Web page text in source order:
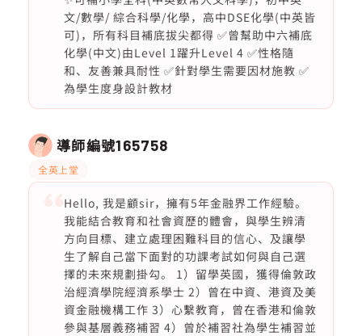
文/數學/ 綜合科學/化學，高中DSE化學(中英皆
可)，所有科目補底拔尖都得 ✅曾幫助中六補底
化學(中文)由Level 1躍升Level 4 ✅性格隨
和、友善兼具耐性 ✅針對學生需要因材施教 ✅
為學生度身設計教材
導師編號165758
全英上堂
Hello, 我是顧sir，擁有5年金融界工作經驗。
我能結合教育和社會資歷的體會，與學生辨清
方向目標、建立處理困難科目的信心、及讓學
生了解自己當下面對的功課考試如何與自己選
擇的未來規劃掛勾。 1）留學英國，獲得倫敦政
治經濟學院經濟系學士 2）曾在中資、港資及美
資金融機構工作 3）心繫教育，曾在香港和倫敦
參與基層義務補習 4）曾於補習社為學生補習並